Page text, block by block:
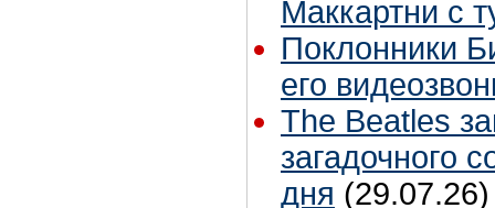
Маккартни с
Поклонники
его
The Beatles
загадочного
дня (29.07.26)